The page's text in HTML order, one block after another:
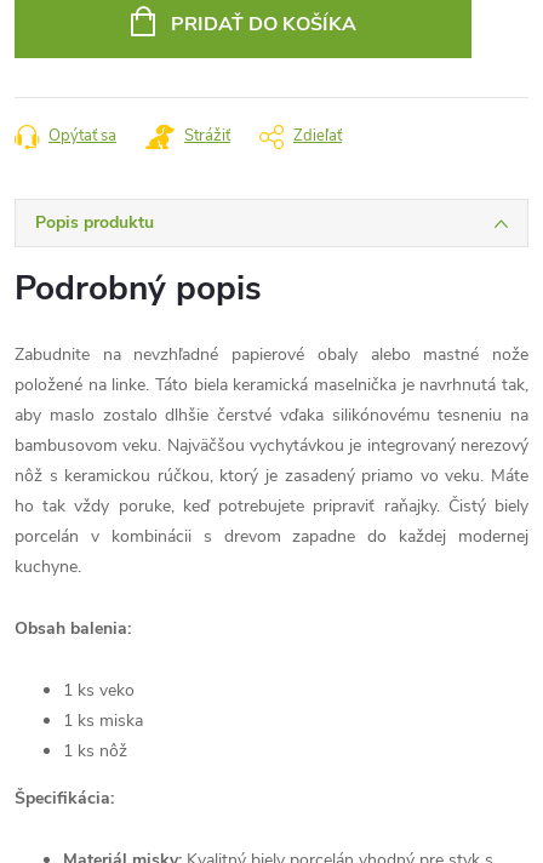
PRIDAŤ DO KOŠÍKA
Opýtať sa Strážiť Zdieľať
Popis produktu
Podrobný popis
Zabudnite na nevzhľadné papierové obaly alebo mastné nože
položené na linke. Táto biela keramická maselnička je navrhnutá tak,
aby maslo zostalo dlhšie čerstvé vďaka silikónovému tesneniu na
bambusovom veku. Najväčšou vychytávkou je integrovaný nerezový
nôž s keramickou rúčkou, ktorý je zasadený priamo vo veku. Máte
ho tak vždy poruke, keď potrebujete pripraviť raňajky. Čistý biely
porcelán v kombinácii s drevom zapadne do každej modernej
kuchyne.
Obsah balenia:
1 ks veko
1 ks miska
1 ks nôž
Špecifikácia: